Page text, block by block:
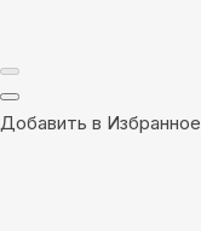
Добавить в Избранное